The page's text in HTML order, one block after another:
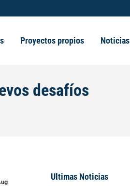
Proyectos propios Noticias
desafíos
Ultimas Noticias